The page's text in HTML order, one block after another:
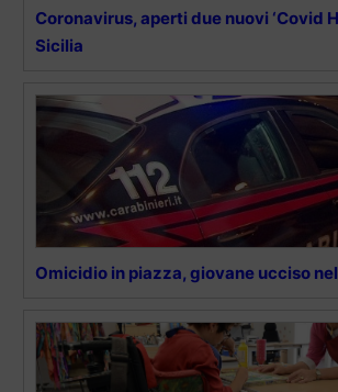
Coronavirus, aperti due nuovi ‘Covid
Sicilia
Omicidio in piazza, giovane ucciso